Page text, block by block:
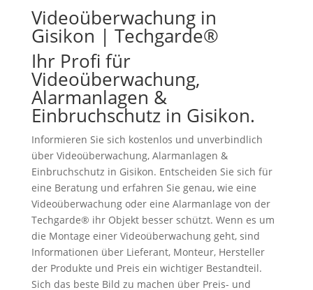
Videoüberwachung in
Gisikon | Techgarde®
Ihr Profi für
Videoüberwachung,
Alarmanlagen &
Einbruchschutz in Gisikon.
Informieren Sie sich kostenlos und unverbindlich
über Videoüberwachung, Alarmanlagen &
Einbruchschutz in Gisikon. Entscheiden Sie sich für
eine Beratung und erfahren Sie genau, wie eine
Videoüberwachung oder eine Alarmanlage von der
Techgarde® ihr Objekt besser schützt. Wenn es um
die Montage einer Videoüberwachung geht, sind
Informationen über Lieferant, Monteur, Hersteller
der Produkte und Preis ein wichtiger Bestandteil.
Sich das beste Bild zu machen über Preis- und